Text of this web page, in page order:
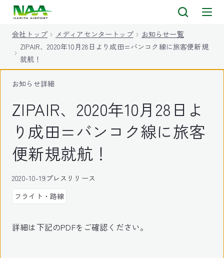
会社トップ メディアセンタートップ
お知らせ一覧
ZIPAIR、2020年10月28日より成田=バンコク線に旅客便新規
就航！
お知らせ詳細
ZIPAIR、2020年10月28日よ
り成田=バンコク線に旅客
便新規就航！
2020-10-19プレスリリース
フライト・路線
詳細は下記のPDFをご確認ください。